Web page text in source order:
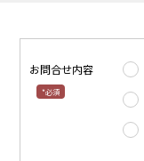
お問合せ内容
*必須